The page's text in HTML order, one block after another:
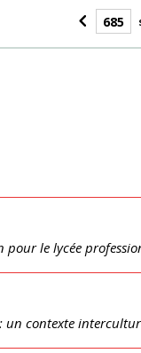
le lycée
un contexte